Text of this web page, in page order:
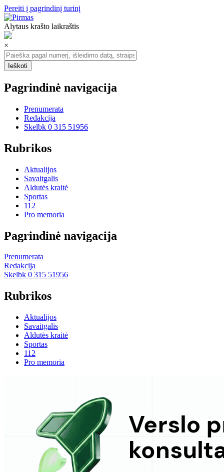
Pereiti į pagrindinį turinį
Alytaus krašto laikraštis
×
Pagrindinė navigacija
Prenumerata
Redakcija
Skelbk 0 315 51956
Rubrikos
Aktualijos
Savaitgalis
Aldutės kraitė
Sportas
112
Pro memoria
Pagrindinė navigacija
Prenumerata
Redakcija
Skelbk 0 315 51956
Rubrikos
Aktualijos
Savaitgalis
Aldutės kraitė
Sportas
112
Pro memoria